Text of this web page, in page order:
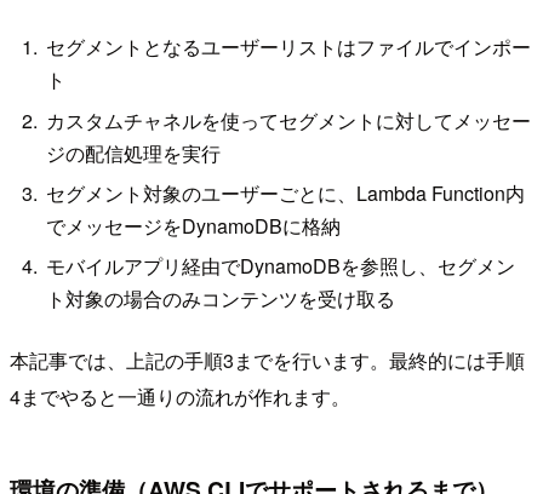
セグメントとなるユーザーリストはファイルでインポー
ト
カスタムチャネルを使ってセグメントに対してメッセー
ジの配信処理を実行
セグメント対象のユーザーごとに、Lambda Function内
でメッセージをDynamoDBに格納
モバイルアプリ経由でDynamoDBを参照し、セグメン
ト対象の場合のみコンテンツを受け取る
本記事では、上記の手順3までを行います。最終的には手順
4までやると一通りの流れが作れます。